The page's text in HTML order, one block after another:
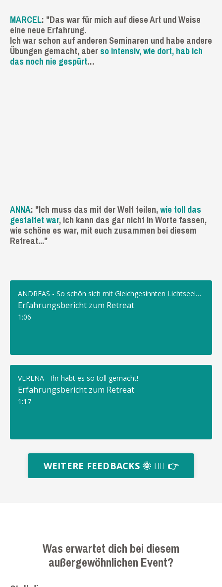
MARCEL: "Das war für mich auf diese Art und Weise
eine neue Erfahrung.
Ich war schon auf anderen Seminaren und habe andere
Übungen gemacht, aber so intensiv, wie dort, hab ich
das noch nie gespürt…
ANNA: "Ich muss das mit der Welt teilen,wie toll das
gestaltet war, ich kann das gar nicht in Worte fassen,
wie schöne es war, mit euch zusammen bei diesem
Retreat..."
ANDREAS - So schön sich mit Gleichgesinnten Lichtseelen zu verbinden
Erfahrungsbericht zum Retreat
1:06
VERENA - Ihr habt es so toll gemacht!
Erfahrungsbericht zum Retreat
1:17
WEITERE FEEDBACKS 🌞 🧘‍♀️ 👉
Was erwartet dich bei diesem
außergewöhnlichen Event?